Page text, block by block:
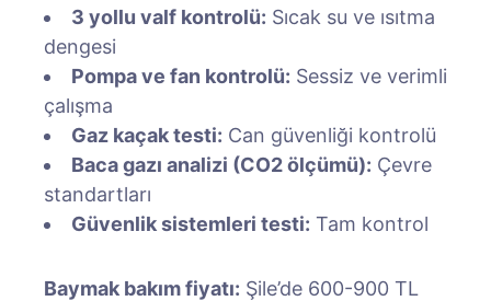
3 yollu valf kontrolü: Sıcak su ve ısıtma
dengesi
Pompa ve fan kontrolü: Sessiz ve verimli
çalışma
Gaz kaçak testi: Can güvenliği kontrolü
Baca gazı analizi (CO2 ölçümü): Çevre
standartları
Güvenlik sistemleri testi: Tam kontrol
Baymak bakım fiyatı: Şile’de 600-900 TL